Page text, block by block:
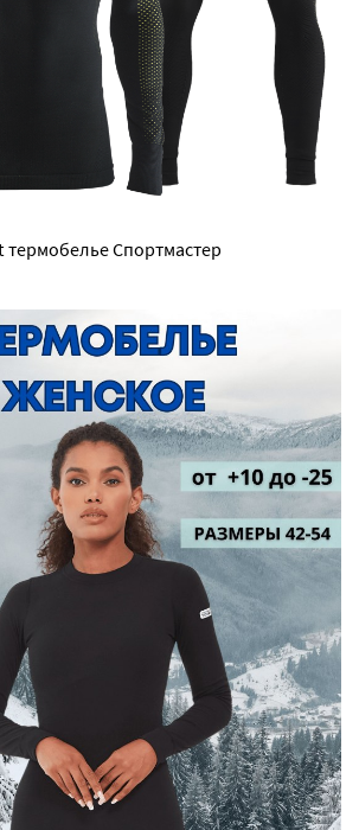
термобелье Спортмастер